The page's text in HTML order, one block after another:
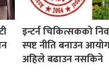
इन्टर्न चिकित्सकको
स्पष्ट नीति बनाउन
अहिले बढाउन नसकिने